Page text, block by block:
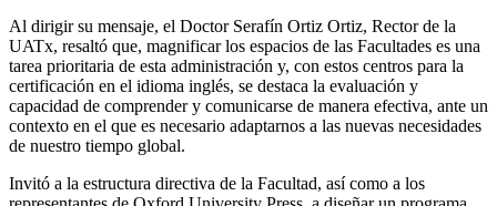
Al dirigir su mensaje, el Doctor Serafín Ortiz Ortiz, Rector de la
UATx, resaltó que, magnificar los espacios de las Facultades es una
tarea prioritaria de esta administración y, con estos centros para la
certificación en el idioma inglés, se destaca la evaluación y
capacidad de comprender y comunicarse de manera efectiva, ante un
contexto en el que es necesario adaptarnos a las nuevas necesidades
de nuestro tiempo global.
Invitó a la estructura directiva de la Facultad, así como a los